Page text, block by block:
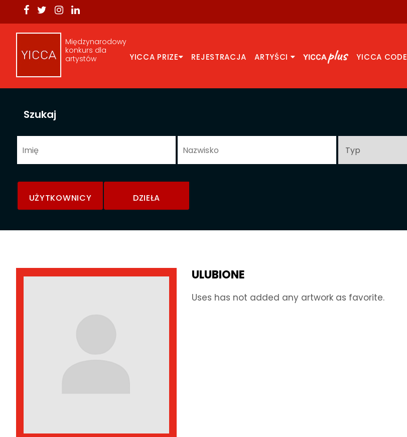
Międzynarodowy
konkurs dla
artystów
YICCA PRIZE REJESTRACJA ARTYŚCI YICCA CODE
Szukaj
UŻYTKOWNICY DZIEŁA
ULUBIONE
Uses has not added any artwork as favorite.